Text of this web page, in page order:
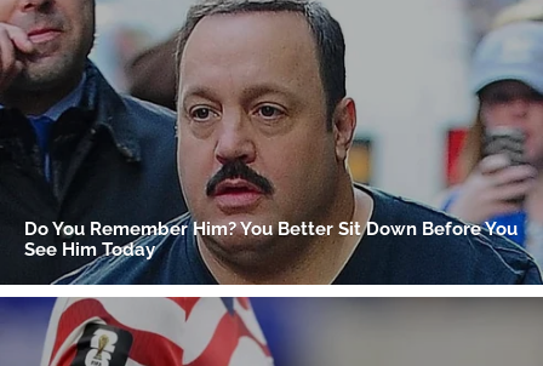
Gracias por suscribirte a nuestro boletín.